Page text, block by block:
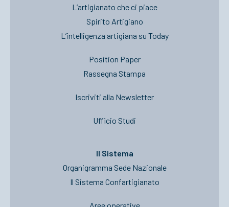
L’artigianato che ci piace
Spirito Artigiano
L’intelligenza artigiana su Today
Position Paper
Rassegna Stampa
Iscriviti alla Newsletter
Ufficio Studi
Il Sistema
Organigramma Sede Nazionale
Il Sistema Confartigianato